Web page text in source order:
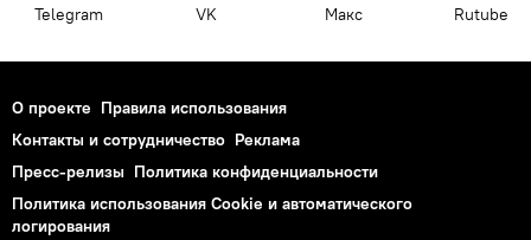
Telegram VK Макс Rutube
О проекте Правила использования
Контакты и сотрудничество Реклама
Пресс-релизы Политика конфиденциальности
Политика использования Cookie и автоматического
логирования